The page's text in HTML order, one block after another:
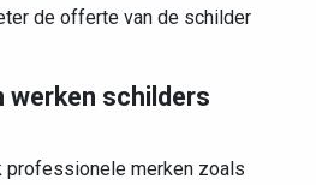
de offerte van de schilder
werken schilders
professionele merken zoals